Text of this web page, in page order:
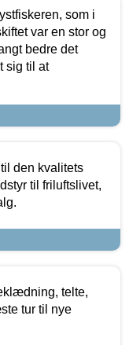
som i
var en stor og
bedre det
sig til at
den kvalitets
til friluftslivet,
telte,
tur til nye